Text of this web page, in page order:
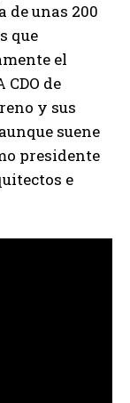
de unas 200
que
el
de
y sus
suene
presidente
e